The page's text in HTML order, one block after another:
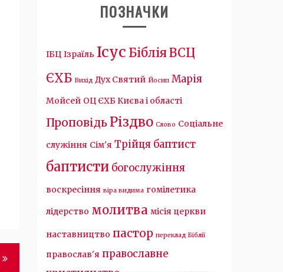
ПОЗНАЧКИ
ІБЦ Ізраїль Ісус БібліяВСЦ
ЄХБ Вихід Дух Святий Йосип Марія
Мойсей ОЦ ЄХБ Києва і області
Проповідь Різдво Слово Соціальне
служіння Сім'я Трійця баптист
баптисти богослужіння
воскресіння віра видима гомілетика
лідерство молитва місія церкви
наставництво пастор переклад Біблії
православ'я православне